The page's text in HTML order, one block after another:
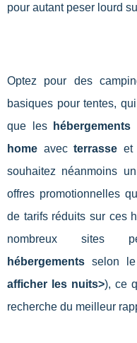
pour autant peser lourd
Optez pour des
basiques pour tentes,
que les
home avecterrasse et
souhaitez néanmoins
offres promotionnelles
de tarifs réduits sur ces
nombreux sites
hébergements selon
afficher les nuits>), ce
recherche du meilleur